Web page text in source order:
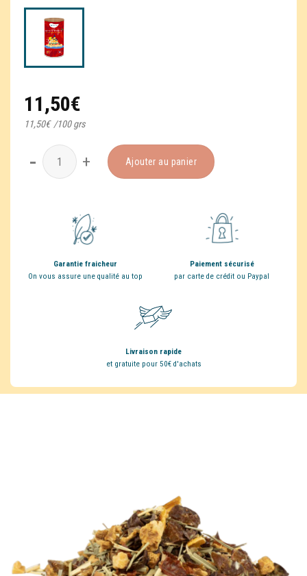
11,50€
11,50€ /100 grs
quantité de Mont Saint-Michel
Ajouter au panier
Garantie fraicheur
On vous assure une qualité au top
Paiement sécurisé
par carte de crédit ou Paypal
Livraison rapide
et gratuite pour 50€ d'achats